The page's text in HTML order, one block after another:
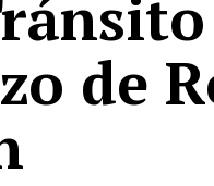
de